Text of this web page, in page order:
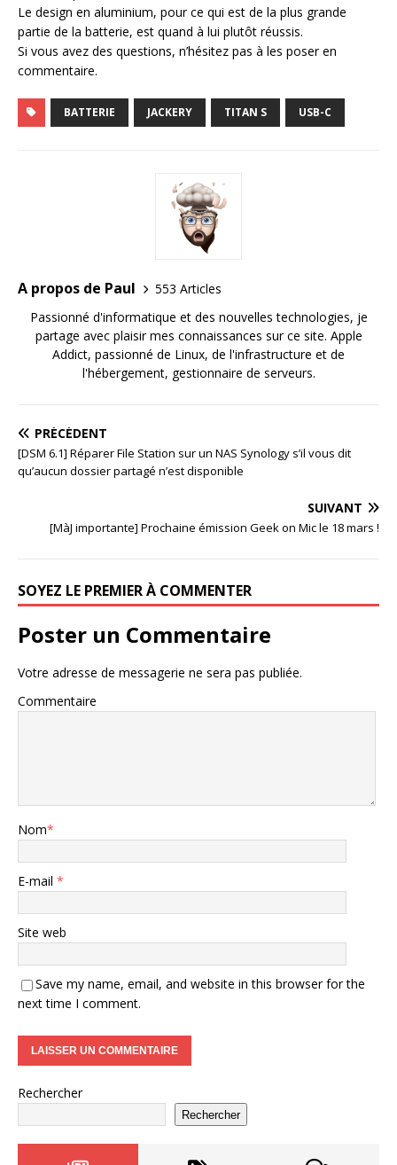
Le design en aluminium, pour ce qui est de la plus grande
partie de la batterie, est quand à lui plutôt réussis.
Si vous avez des questions, n’hésitez pas à les poser en
commentaire.
BATTERIE JACKERY TITAN S USB-C
A propos de Paul
553 Articles
Passionné d'informatique et des nouvelles technologies, je
partage avec plaisir mes connaissances sur ce site. Apple
Addict, passionné de Linux, de l'infrastructure et de
l'hébergement, gestionnaire de serveurs.
PRÉCÉDENT
[DSM 6.1] Réparer File Station sur un NAS Synology s’il vous dit
qu’aucun dossier partagé n’est disponible
SUIVANT
[MàJ importante] Prochaine émission Geek on Mic le 18 mars !
SOYEZ LE PREMIER À COMMENTER
Poster un Commentaire
Votre adresse de messagerie ne sera pas publiée.
Commentaire
Nom*
E-mail *
Site web
Save my name, email, and website in this browser for the
next time I comment.
Rechercher
Rechercher